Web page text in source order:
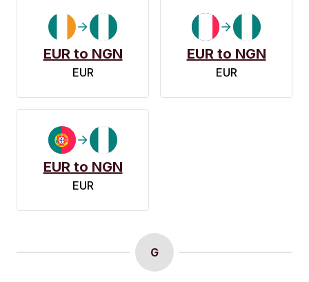
EUR to NGN
EUR
EUR to NGN
EUR
EUR to NGN
EUR
G